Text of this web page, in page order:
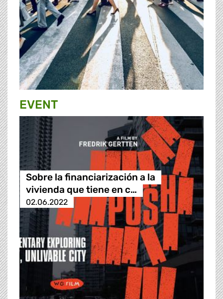
EVENT
Sobre la financiarización a la
vivienda que tiene en c…
02.06.2022